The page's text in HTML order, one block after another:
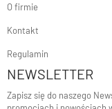
O firmie
Kontakt
Regulamin
NEWSLETTER
Zapisz się do naszego